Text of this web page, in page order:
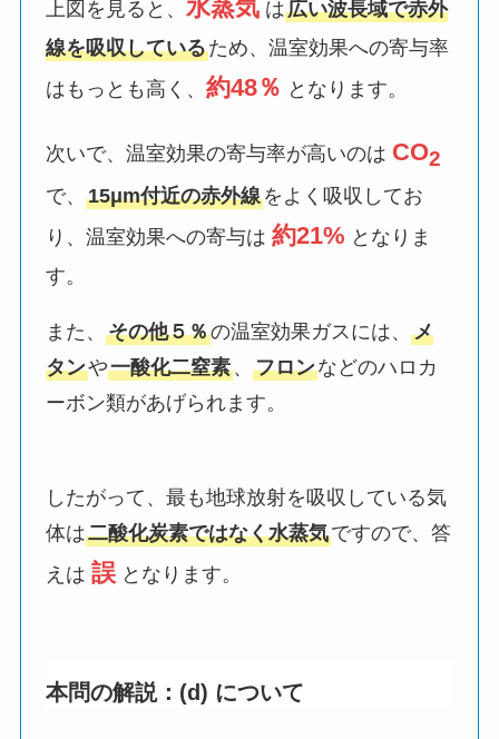
上図を見ると、水蒸気 は広い波長域で赤外
線を吸収しているため、温室効果への寄与率
はもっとも高く、約48％ となります。
次いで、温室効果の寄与率が高いのは CO2
で、15μm付近の赤外線をよく吸収してお
り、温室効果への寄与は約21% となりま
す。
また、その他５％の温室効果ガスには、メ
タンや一酸化二窒素、フロンなどのハロカ
ーボン類があげられます。
したがって、最も地球放射を吸収している気
体は二酸化炭素ではなく水蒸気ですので、答
えは誤 となります。
本問の解説：(d) について